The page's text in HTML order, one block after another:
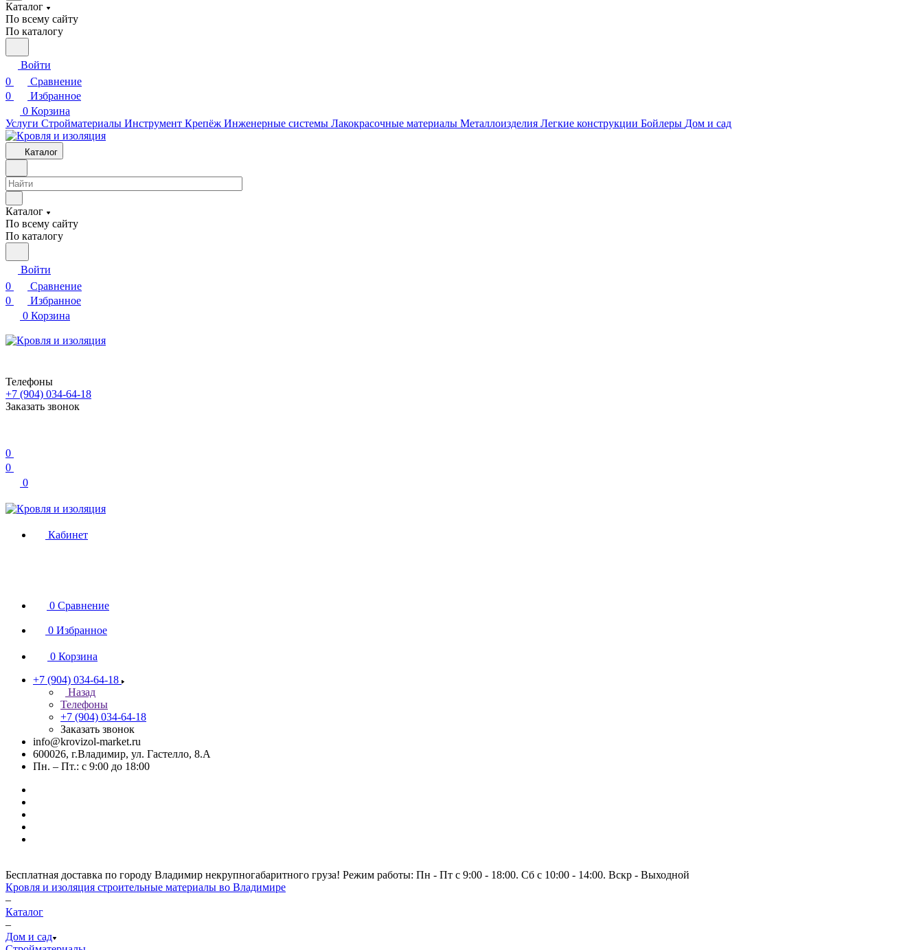
Каталог
По всему сайту
По каталогу
Войти
0
Сравнение
0
Избранное
0 Корзина
Услуги Стройматериалы Инструмент Крепёж Инженерные системы Лакокрасочные материалы Металлоизделия Легкие конструкции Бойлеры Дом и сад
Каталог
Каталог
По всему сайту
По каталогу
Войти
0
Сравнение
0
Избранное
0 Корзина
Телефоны
+7 (904) 034-64-18
Заказать звонок
0
0
0
Кабинет
0 Сравнение
0 Избранное
0 Корзина
+7 (904) 034-64-18
Назад
Телефоны
+7 (904) 034-64-18
Заказать звонок
info@krovizol-market.ru
600026, г.Владимир, ул. Гастелло, 8.А
Пн. – Пт.: с 9:00 до 18:00
Бесплатная доставка по городу Владимир некрупногабаритного груза! Режим работы: Пн - Пт с 9:00 - 18:00. Сб с 10:00 - 14:00. Вскр - Выходной
Кровля и изоляция строительные материалы во Владимире
–
Каталог
–
Дом и сад